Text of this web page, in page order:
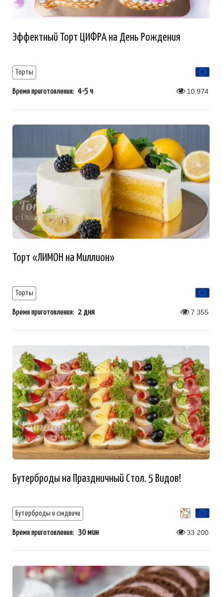
Эффектный Торт ЦИФРА на День Рождения
Торты
Время приготовления: 4-5 ч 10 974
Торт «ЛИМОН на Миллион»
Торты
Время приготовления: 2 дня 7 355
Бутерброды на Праздничный Стол. 5 Видов!
Бутерброды и сэндвичи
Время приготовления: 30 мин 33 200